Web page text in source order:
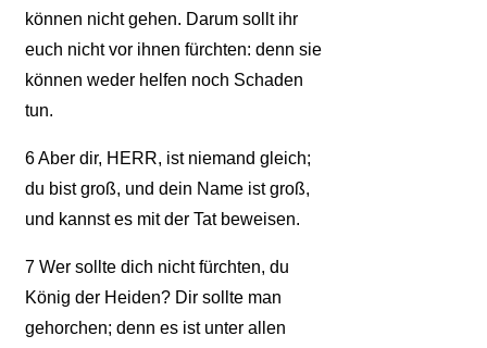
können nicht gehen. Darum sollt ihr
euch nicht vor ihnen fürchten: denn sie
können weder helfen noch Schaden
tun.
6Aber dir, HERR, ist niemand gleich;
du bist groß, und dein Name ist groß,
und kannst es mit der Tat beweisen.
7Wer sollte dich nicht fürchten, du
König der Heiden? Dir sollte man
gehorchen; denn es ist unter allen